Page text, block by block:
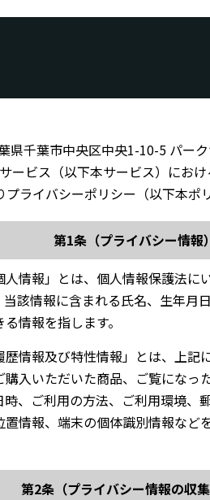
千葉市中央区中央1-10-5 パー
ービス（以下本サービス）にお
プライバシーポリシー（以下本ポ
第1条（プライバシー情報）
情報」とは、個人情報保護法に
該情報に含まれる氏名、生年月
情報を指します。
情報及び特性情報」とは、上
入いただいた商品、ご覧になっ
、ご利用の方法、ご利用環境、
情報、端末の個体識別情報などを
第2条（プライバシー情報の収集